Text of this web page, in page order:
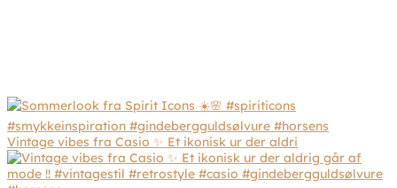
Vintage vibes fra Casio ✨ Et ikonisk ur der aldri